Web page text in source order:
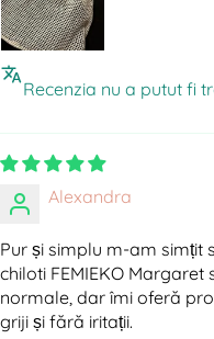
Recenzia nu a putut fi
Alexandra
Pur și simplu m‑am simțit
chiloti FEMIEKO
normale, dar îmi oferă
griji și fără iritații.